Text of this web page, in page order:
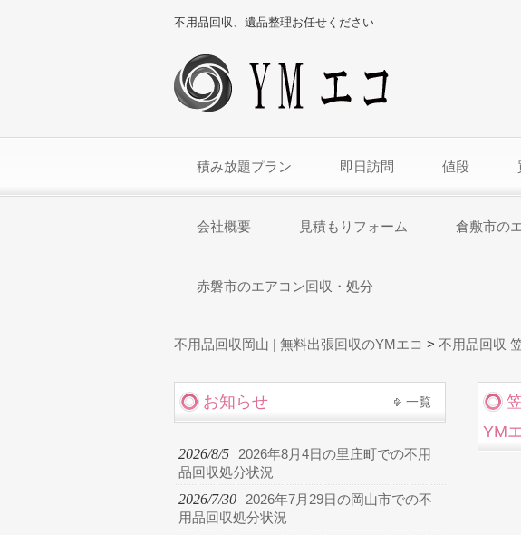
不用品回収、遺品整理お任せください
積み放題プラン 即日訪問 値段
会社概要 見積もりフォーム 倉敷市の
赤磐市のエアコン回収・処分
不用品回収岡山 | 無料出張回収のYMエコ > 不用品回収
YM
お知らせ 一覧
2026/8/5
2026年8月4日の里庄町での不用
品回収処分状況
2026/7/30
2026年7月29日の岡山市での不
用品回収処分状況